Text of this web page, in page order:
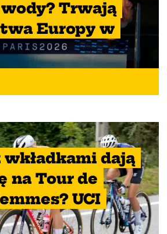
Trwają
Europy w
dają
na Tour de
UCI